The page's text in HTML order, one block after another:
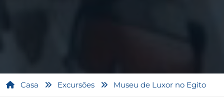
Casa Excursões Museu de Luxor no Egito